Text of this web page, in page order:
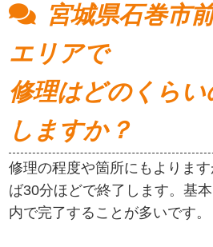
宮城県石巻市
エリアで
修理はどのくら
しますか？
修理の程度や箇所にもよりま
ば30分ほどで終了します。基
内で完了することが多いです。